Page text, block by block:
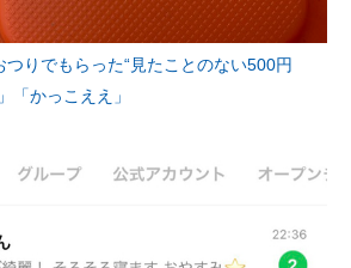
でもらった“見たことのない500円
「かっこええ」